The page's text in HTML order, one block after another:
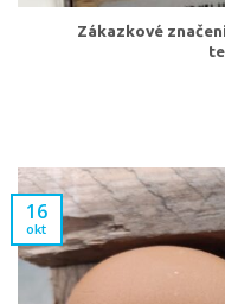
Zákazkové
16
okt